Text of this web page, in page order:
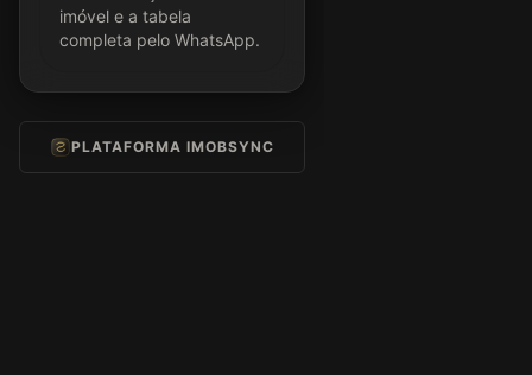
imóvel e a tabela
completa pelo WhatsApp.
PLATAFORMA IMOBSYNC